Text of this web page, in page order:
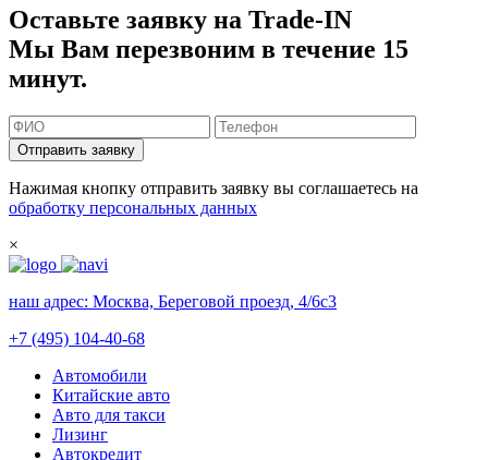
Оставьте заявку на Trade-IN
Мы Вам перезвоним в течение 15
минут.
Отправить заявку
Нажимая кнопку отправить заявку вы соглашаетесь на
обработку персональных данных
×
наш адрес: Москва, Береговой проезд, 4/6с3
+7 (495) 104-40-68
Автомобили
Китайские авто
Авто для такси
Лизинг
Автокредит